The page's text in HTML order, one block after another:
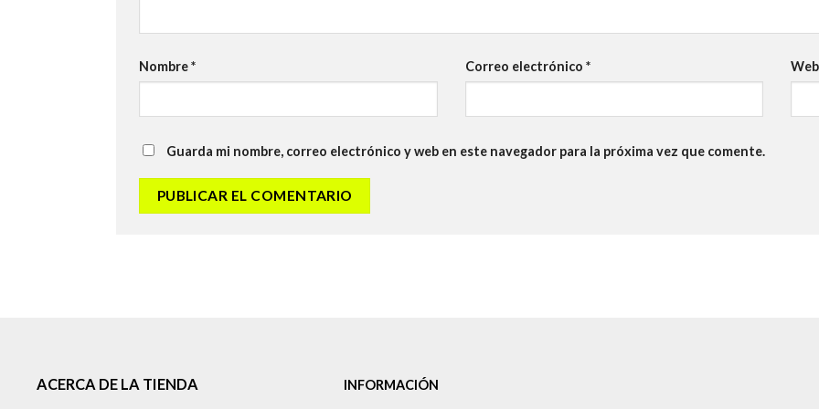
Nombre* Correo electrónico * Web
Guarda mi nombre, correo electrónico y web en este navegador para la próxima vez que comente.
ACERCA DE LA TIENDA INFORMACIÓN